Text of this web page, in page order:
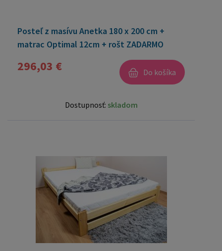
Posteľ z masívu Anetka 180 x 200 cm +
matrac Optimal 12cm + rošt ZADARMO
296,03 € Do košíka
Dostupnosť: skladom